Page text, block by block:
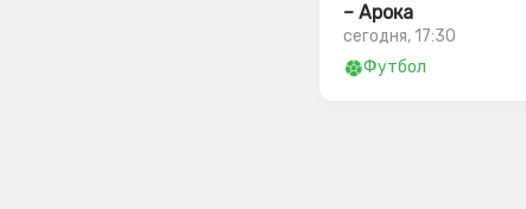
– Арока
сегодня, 17:30
Футбол